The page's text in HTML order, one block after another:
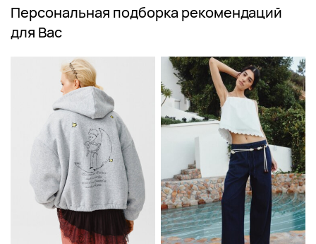
Персональная подборка рекомендаций
для Вас